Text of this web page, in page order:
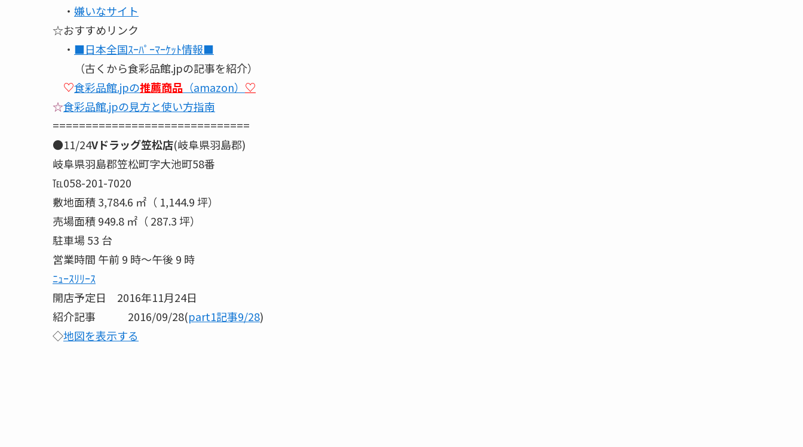
・ 嫌いなサイト
☆おすすめリンク
・ ■日本全国ｽｰﾊﾟｰﾏｰｹｯﾄ情報■
（古くから食彩品館.jpの記事を紹介）
♡食彩品館.jpの推薦商品 （amazon） ♡
☆食彩品館.jpの見方と使い方指南
==============================
●11/24Vドラッグ笠松店(岐阜県羽島郡)
岐阜県羽島郡笠松町字大池町58番
℡058-201-7020
敷地面積 3,784.6 ㎡（ 1,144.9 坪）
売場面積 949.8 ㎡（ 287.3 坪）
駐車場 53 台
営業時間 午前 9 時～午後 9 時
ﾆｭｰｽﾘﾘｰｽ
開店予定日 2016年11月24日
紹介記事 2016/09/28(part1記事9/28)
◇地図を表示する